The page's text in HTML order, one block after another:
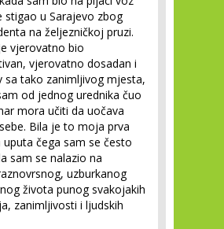
stigao u Sarajevo zbog
na željezničkoj pruzi.
vjerovatno bio
vjerovatno dosadan i
sa tako zanimljivog mjesta,
od jednog urednika čuo
mora učiti da uočava
Bila je to moja prva
uputa čega sam se često
sam se nalazio na
uzburkanog
života punog svakojakih
zanimljivosti i ljudskih